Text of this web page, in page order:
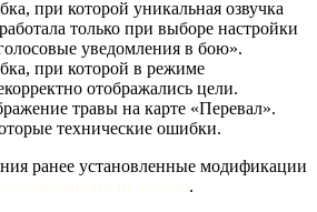
при которой уникальная озвучка
только при выборе настройки
уведомления в бою».
при которой в режиме
отображались цели.
травы на карте «Перевал».
технические ошибки.
ранее установленные модификации
.